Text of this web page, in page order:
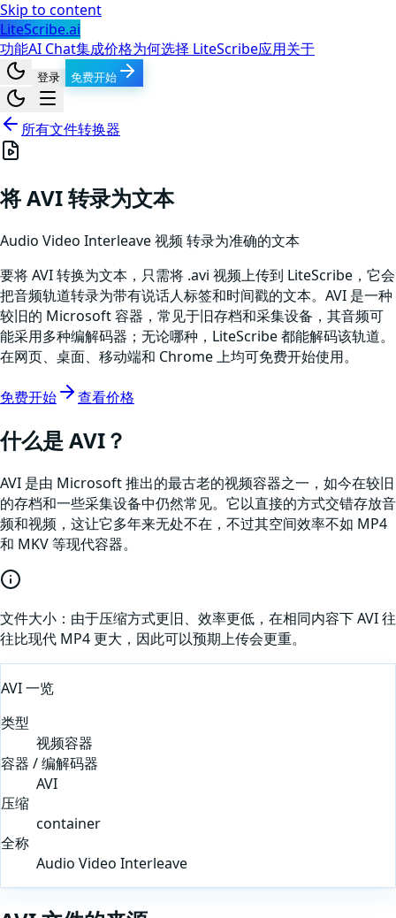
Skip to content
LiteScribe.ai
功能AI Chat集成价格为何选择 LiteScribe应用关于
登录 免费开始
所有文件转换器
将 AVI 转录为文本
Audio Video Interleave视频 转录为准确的文本
要将 AVI 转换为文本，只需将 .avi 视频上传到 LiteScribe，它会
把音频轨道转录为带有说话人标签和时间戳的文本。AVI 是一种
较旧的 Microsoft 容器，常见于旧存档和采集设备，其音频可
能采用多种编解码器；无论哪种，LiteScribe 都能解码该轨道。
在网页、桌面、移动端和 Chrome 上均可免费开始使用。
免费开始 查看价格
什么是 AVI？
AVI 是由 Microsoft 推出的最古老的视频容器之一，如今在较旧
的存档和一些采集设备中仍然常见。它以直接的方式交错存放音
频和视频，这让它多年来无处不在，不过其空间效率不如 MP4
和 MKV 等现代容器。
文件大小： 由于压缩方式更旧、效率更低，在相同内容下 AVI 往
往比现代 MP4 更大，因此可以预期上传会更重。
AVI一览
类型
视频容器
容器 / 编解码器
AVI
压缩
container
全称
Audio Video Interleave